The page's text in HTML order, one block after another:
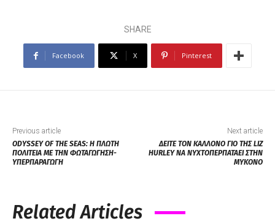
SHARE
Facebook X Pinterest
Previous article
ODYSSEY OF THE SEAS: Η ΠΛΩΤΗ
ΠΟΛΙΤΕΙΑ ΜΕ ΤΗΝ ΦΩΤΑΓΩΓΗΣΗ-
ΥΠΕΡΠΑΡΑΓΩΓΗ
Next article
ΔΕΙΤΕ ΤΟΝ ΚΑΛΛΟΝΟ ΓΙΟ ΤΗΣ LIZ
HURLEY ΝΑ ΝΥΧΤΟΠΕΡΠΑΤΑΕΙ ΣΤΗΝ
ΜΥΚΟΝΟ
Related Articles